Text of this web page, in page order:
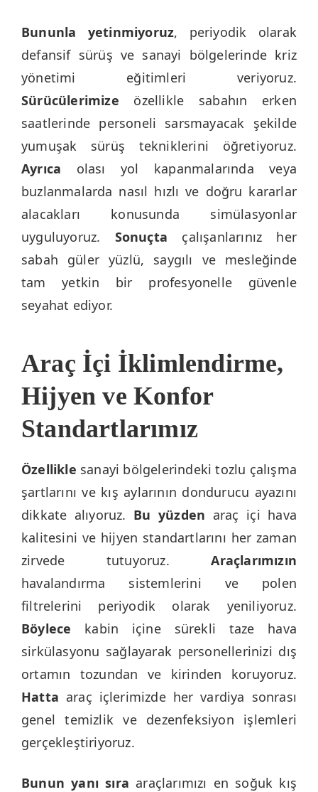
Bununla yetinmiyoruz, periyodik olarak
defansif sürüş ve sanayi bölgelerinde kriz
yönetimi eğitimleri veriyoruz.
Sürücülerimize özellikle sabahın erken
saatlerinde personeli sarsmayacak şekilde
yumuşak sürüş tekniklerini öğretiyoruz.
Ayrıca olası yol kapanmalarında veya
buzlanmalarda nasıl hızlı ve doğru kararlar
alacakları konusunda simülasyonlar
uyguluyoruz. Sonuçta çalışanlarınız her
sabah güler yüzlü, saygılı ve mesleğinde
tam yetkin bir profesyonelle güvenle
seyahat ediyor.
Araç İçi İklimlendirme,
Hijyen ve Konfor
Standartlarımız
Özellikle sanayi bölgelerindeki tozlu çalışma
şartlarını ve kış aylarının dondurucu ayazını
dikkate alıyoruz. Bu yüzden araç içi hava
kalitesini ve hijyen standartlarını her zaman
zirvede tutuyoruz.Araçlarımızın
havalandırma sistemlerini ve polen
filtrelerini periyodik olarak yeniliyoruz.
Böylece kabin içine sürekli taze hava
sirkülasyonu sağlayarak personellerinizi dış
ortamın tozundan ve kirinden koruyoruz.
Hatta araç içlerimizde her vardiya sonrası
genel temizlik ve dezenfeksiyon işlemleri
gerçekleştiriyoruz.
Bunun yanı sıra araçlarımızı en soğuk kış